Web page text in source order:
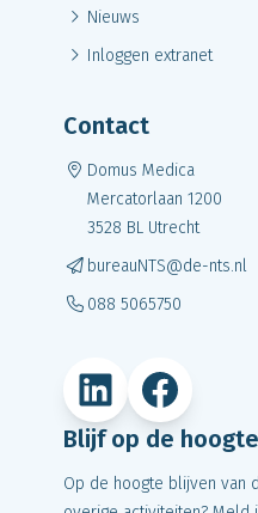
Nieuws
Inloggen extranet
Contact
Domus Medica
Mercatorlaan 1200
3528 BL Utrecht
bureauNTS@de-nts.nl
088 5065750
LinkedIn Facebook
Blijf op de hoogte
Op de hoogte blijven van